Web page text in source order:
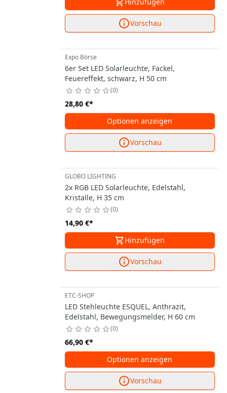
Vorschau
Expo Börse
6er Set LED Solarleuchte, Fackel,
Feuereffekt, schwarz, H 50 cm
0
28,80 €*
Optionen anzeigen
Vorschau
GLOBO LIGHTING
2x RGB LED Solarleuchte, Edelstahl,
Kristalle, H 35 cm
0
14,90 €*
Hinzufügen
Vorschau
ETC-SHOP
LED Stehleuchte ESQUEL, Anthrazit,
Edelstahl, Bewegungsmelder, H 60 cm
0
66,90 €*
Optionen anzeigen
Vorschau